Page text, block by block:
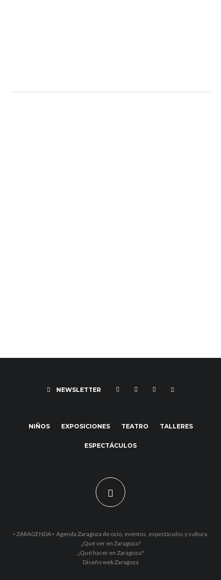
NEWSLETTER
NIÑOS EXPOSICIONES TEATRO TALLERES
ESPECTÁCULOS
⋆ZARAGENDA⋆ Agenda Zaragoza de ocio, eventos, espectáculos y cultura.
¿Qué ver en Zaragoza?
¿Qué hacer en Zaragoza?
Diseño web Zaragoza